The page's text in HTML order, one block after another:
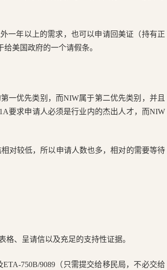
一年以上的需求，也可以申请回美证（持有正
美国政府的一个请假条。
一优先类别，而NIW属于第二优先类别，并且
要求申请人必须是行业内的杰出人才，而NIW
对较低，所以申请人数也多，相对的需要等待
、呈请信以及充足的支持性证据。
750B/9089（只需提交给移民局，不必交给